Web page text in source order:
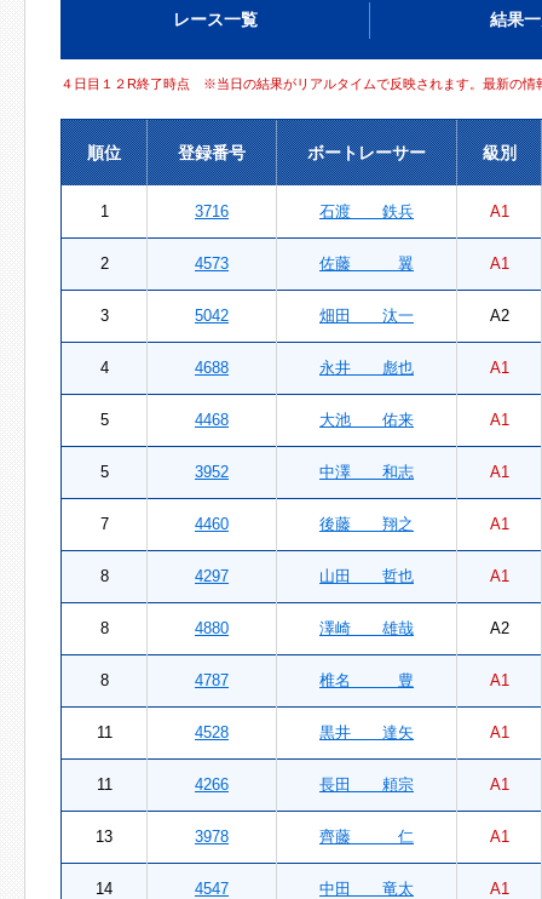
レース一覧 結果
４日目１２R終了時点 ※当日の結果がリアルタイムで反映されます。最新の情
順位 登録番号 ボートレーサー 級別
1 3716 石渡 鉄兵 A1
2 4573 佐藤 翼 A1
3 5042 畑田 汰一 A2
4 4688 永井 彪也 A1
5 4468 大池 佑来 A1
5 3952 中澤 和志 A1
7 4460 後藤 翔之 A1
8 4297 山田 哲也 A1
8 4880 澤崎 雄哉 A2
8 4787 椎名 豊 A1
11 4528 黒井 達矢 A1
11 4266 長田 頼宗 A1
13 3978 齊藤 仁 A1
14 4547 中田 竜太 A1